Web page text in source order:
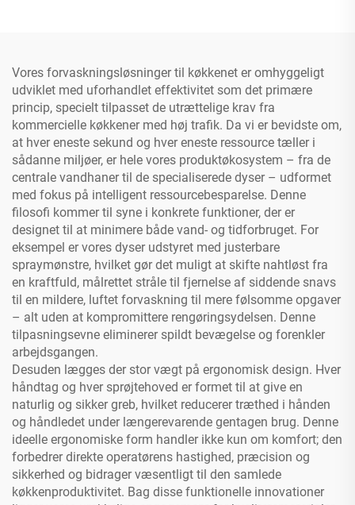
Vores forvaskningsløsninger til køkkenet er omhyggeligt
udviklet med uforhandlet effektivitet som det primære
princip, specielt tilpasset de utrættelige krav fra
kommercielle køkkener med høj trafik. Da vi er bevidste om,
at hver eneste sekund og hver eneste ressource tæller i
sådanne miljøer, er hele vores produktøkosystem – fra de
centrale vandhaner til de specialiserede dyser – udformet
med fokus på intelligent ressourcebesparelse. Denne
filosofi kommer til syne i konkrete funktioner, der er
designet til at minimere både vand- og tidforbruget. For
eksempel er vores dyser udstyret med justerbare
spraymønstre, hvilket gør det muligt at skifte nahtløst fra
en kraftfuld, målrettet stråle til fjernelse af siddende snavs
til en mildere, luftet forvaskning til mere følsomme opgaver
– alt uden at kompromittere rengøringsydelsen. Denne
tilpasningsevne eliminerer spildt bevægelse og forenkler
arbejdsgangen.
Desuden lægges der stor vægt på ergonomisk design. Hver
håndtag og hver sprøjtehoved er formet til at give en
naturlig og sikker greb, hvilket reducerer træthed i hånden
og håndledet under længerevarende gentagen brug. Denne
ideelle ergonomiske form handler ikke kun om komfort; den
forbedrer direkte operatørens hastighed, præcision og
sikkerhed og bidrager væsentligt til den samlede
køkkenproduktivitet. Bag disse funktionelle innovationer